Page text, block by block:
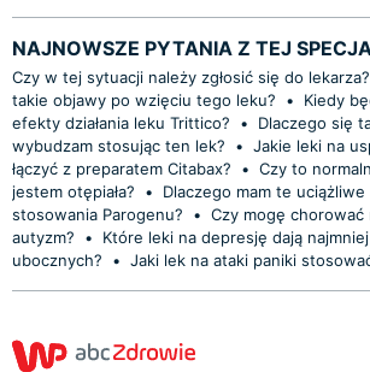
NAJNOWSZE PYTANIA Z TEJ
Czy w tej sytuacji należy zgłosić się do lekarza?
takie objawy po wzięciu tego leku?
•
Kiedy
efekty działania leku Trittico?
•
Dlaczego się
wybudzam stosując ten lek?
• Jakie leki na
łączyć z preparatem Citabax?
• Czy to
jestem otępiała?
•
Dlaczego mam te
stosowania Parogenu?
• Czy mogę chorować
autyzm?
•
Które leki na depresję dają
ubocznych?
• Jaki lek na ataki paniki